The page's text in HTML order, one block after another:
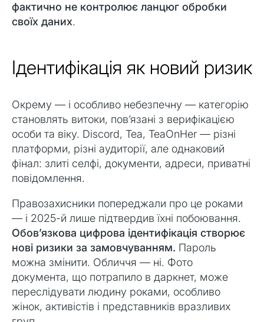
фактично не контролює ланцюг обробки
своїх даних.
Ідентифікація як новий ризик
Окрему — і особливо небезпечну — категорію
становлять витоки, пов’язані з верифікацією
особи та віку. Discord, Tea, TeaOnHer — різні
платформи, різні аудиторії, але однаковий
фінал: злиті селфі, документи, адреси, приватні
повідомлення.
Правозахисники попереджали про це роками
— і 2025-й лише підтвердив їхні побоювання.
Обов’язкова цифрова ідентифікація створює
нові ризики за замовчуванням. Пароль
можна змінити. Обличчя — ні. Фото
документа, що потрапило в даркнет, може
переслідувати людину роками, особливо
жінок, активістів і представників вразливих